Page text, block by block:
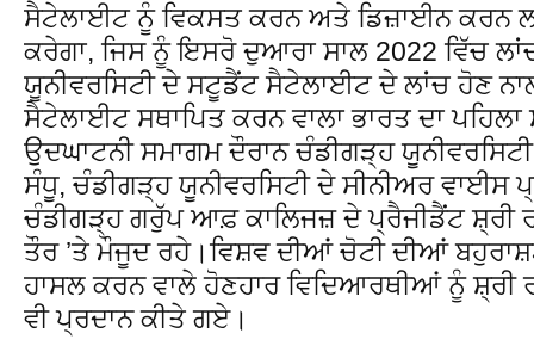
ਸੈਟੇਲਾਈਟ ਨੂੰ ਵਿਕਸਤ ਕਰਨ ਅਤੇ ਡਿਜ਼ਾਈਨ ਕਰਨ
ਕਰੇਗਾ, ਜਿਸ ਨੂੰ ਇਸਰੋ ਦੁਆਰਾ ਸਾਲ 2022 ਵਿੱਚ
ਯੂਨੀਵਰਸਿਟੀ ਦੇ ਸਟੂਡੈਂਟ ਸੈਟੇਲਾਈਟ ਦੇ ਲਾਂਚ ਹੋਣ
ਸੈਟੇਲਾਈਟ ਸਥਾਪਿਤ ਕਰਨ ਵਾਲਾ ਭਾਰਤ ਦਾ
ਉਦਘਾਟਨੀ ਸਮਾਗਮ ਦੌਰਾਨ ਚੰਡੀਗੜ੍ਹ
ਸੰਧੂ, ਚੰਡੀਗੜ੍ਹ ਯੂਨੀਵਰਸਿਟੀ ਦੇ ਸੀਨੀਅਰ ਵਾਈਸ
ਚੰਡੀਗੜ੍ਹ ਗਰੁੱਪ ਆਫ਼ ਕਾਲਿਜਜ਼ ਦੇ ਪ੍ਰੈਜੀਡੈਂਟ ਸ਼੍ਰੀ
ਤੌਰ ’ਤੇ ਮੌਜੂਦ ਰਹੇ।ਵਿਸ਼ਵ ਦੀਆਂ ਚੋਟੀ ਦੀਆਂ
ਹਾਸਲ ਕਰਨ ਵਾਲੇ ਹੋਣਹਾਰ ਵਿਦਿਆਰਥੀਆਂ ਨੂੰ
ਵੀ ਪ੍ਰਦਾਨ ਕੀਤੇ ਗਏ।